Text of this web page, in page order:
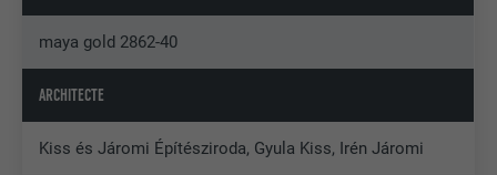
maya gold 2862-40
ARCHITECTE
Kiss és Járomi Építésziroda, Gyula Kiss, Irén Járomi